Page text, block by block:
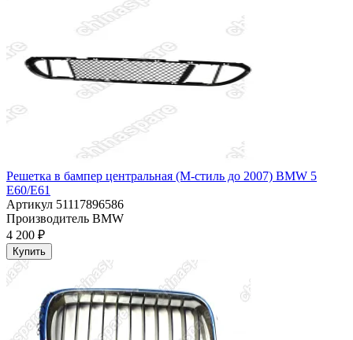
Решетка в бампер центральная (М-стиль до 2007) BMW 5
E60/E61
Артикул 51117896586
Производитель BMW
4 200 ₽
Купить